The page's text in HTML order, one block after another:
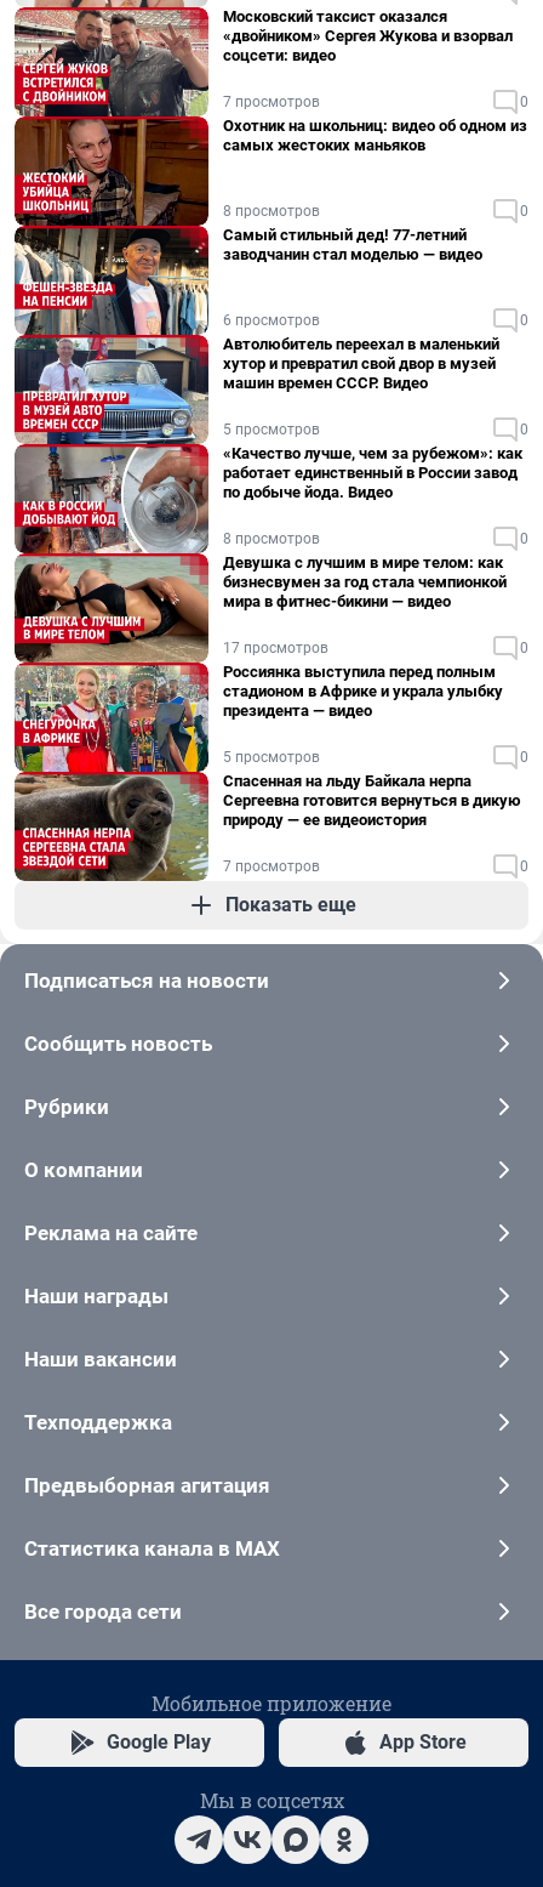
Московский таксист оказался
«двойником» Сергея Жукова и взорвал
соцсети: видео
7 просмотров 0
Охотник на школьниц: видео об одном из
самых жестоких маньяков
8 просмотров 0
Самый стильный дед! 77-летний
заводчанин стал моделью — видео
6 просмотров 0
Автолюбитель переехал в маленький
хутор и превратил свой двор в музей
машин времен СССР. Видео
5 просмотров 0
«Качество лучше, чем за рубежом»: как
работает единственный в России завод
по добыче йода. Видео
8 просмотров 0
Девушка с лучшим в мире телом: как
бизнесвумен за год стала чемпионкой
мира в фитнес-бикини — видео
17 просмотров 0
Россиянка выступила перед полным
стадионом в Африке и украла улыбку
президента — видео
5 просмотров 0
Спасенная на льду Байкала нерпа
Сергеевна готовится вернуться в дикую
природу — ее видеоистория
7 просмотров 0
Показать еще
Подписаться на новости
Сообщить новость
Рубрики
О компании
Реклама на сайте
Наши награды
Наши вакансии
Техподдержка
Предвыборная агитация
Статистика канала в MAX
Все города сети
Мобильное приложение
Google Play App Store
Мы в соцсетях